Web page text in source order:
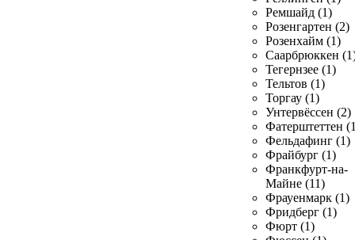
Ремшайд (1)
Розенгартен (2)
Розенхайм (1)
Саарбрюккен
Тегернзее (1)
Тельтов (1)
Торгау (1)
Унтервёссен (2)
Фатерштеттен
Фельдафинг (1)
Фрайбург (1)
Франкфурт-на-
Майне (11)
Фрауенмарк (1)
Фридберг (1)
Фюрт (1)